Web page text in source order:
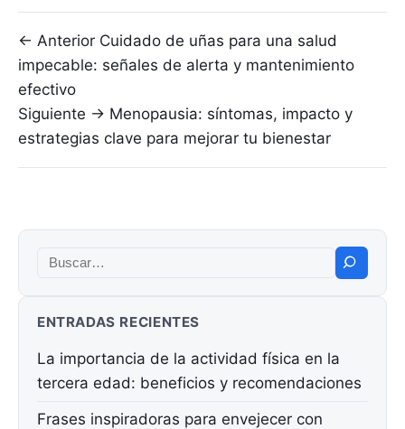
Navegación de entradas
← Anterior Cuidado de uñas para una salud
impecable: señales de alerta y mantenimiento
efectivo
Siguiente → Menopausia: síntomas, impacto y
estrategias clave para mejorar tu bienestar
Buscar:
ENTRADAS RECIENTES
La importancia de la actividad física en la
tercera edad: beneficios y recomendaciones
Frases inspiradoras para envejecer con